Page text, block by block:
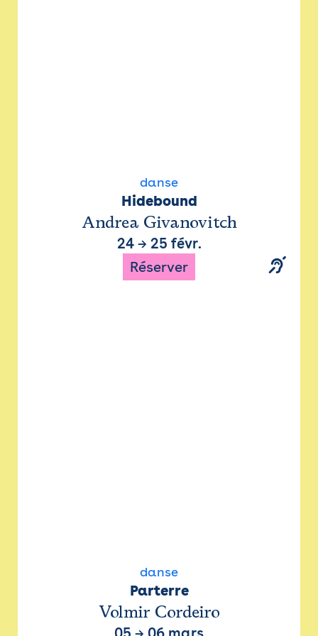
danse
Hidebound
Andrea Givanovitch
24→ 25 févr.
Réserver
danse
Parterre
Volmir Cordeiro